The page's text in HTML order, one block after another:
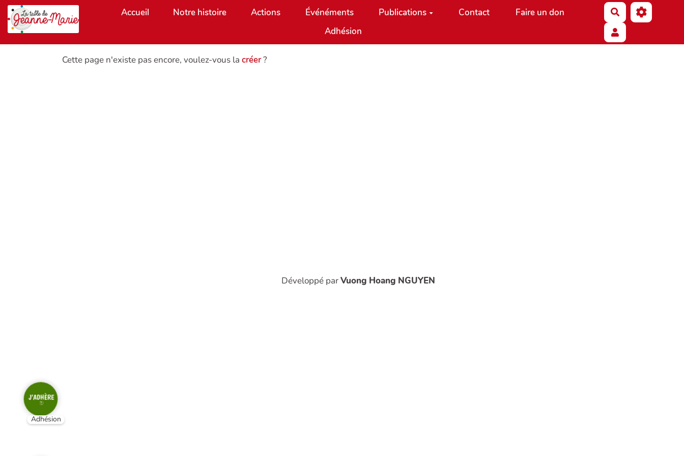
Aller au contenu principal Accueil Notre histoire Actions Événéments Publications Contact
Faire un don
Adhésion
Rechercher
Cette page n'existe pas encore, voulez-vous la créer?
Développé parVuong Hoang NGUYEN
Adhésion